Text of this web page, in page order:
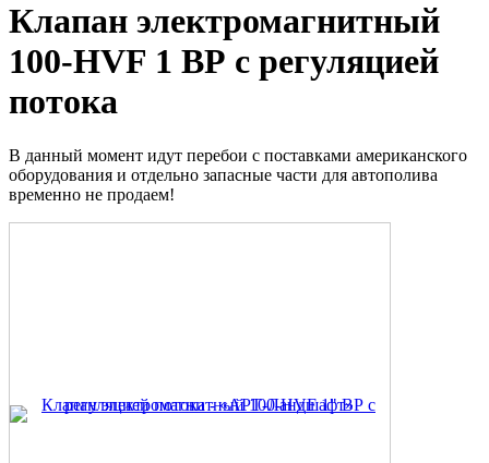
Клапан электромагнитный
100-HVF 1 ВР с регуляцией
потока
В данный момент идут перебои с поставками американского
оборудования и отдельно запасные части для автополива
временно не продаем!